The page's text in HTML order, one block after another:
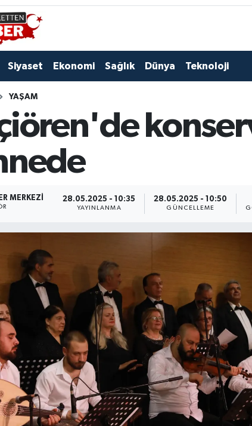
Siyaset Ekonomi Sağlık Dünya Teknoloji
YAŞAM
MERKEZI 28.05.2025 - 10:35
YAYINLANMA
28.05.2025 - 10:50
GÜNCELLEME